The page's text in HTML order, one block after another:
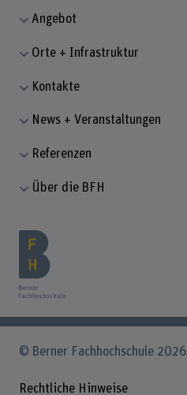
Angebot
Orte + Infrastruktur
Kontakte
News + Veranstaltungen
Referenzen
Über die BFH
© Berner Fachhochschule 2026
Rechtliche Hinweise